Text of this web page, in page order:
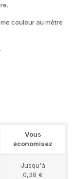
couleur au mètre
Vous
économisez
Jusqu'à
0,38 €